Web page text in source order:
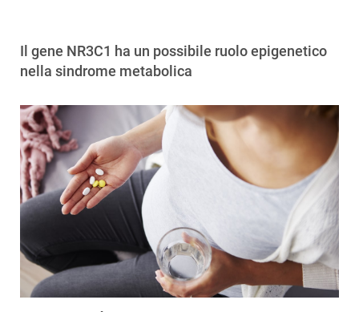
Il gene NR3C1 ha un possibile ruolo epigenetico
nella sindrome metabolica